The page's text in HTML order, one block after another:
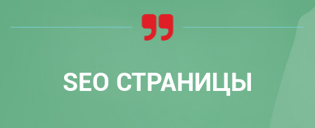
SEO СТРАНИЦЫ